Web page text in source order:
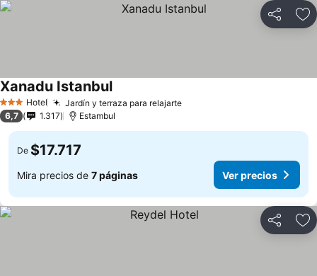
Compartir
3 Estrellas
Hotel Jardín y terraza para relajarte
Xanadu Istanbul
6,7 1.317 Estambul
De $17.717
Mira precios de 7 páginas Ver precios
Compartir